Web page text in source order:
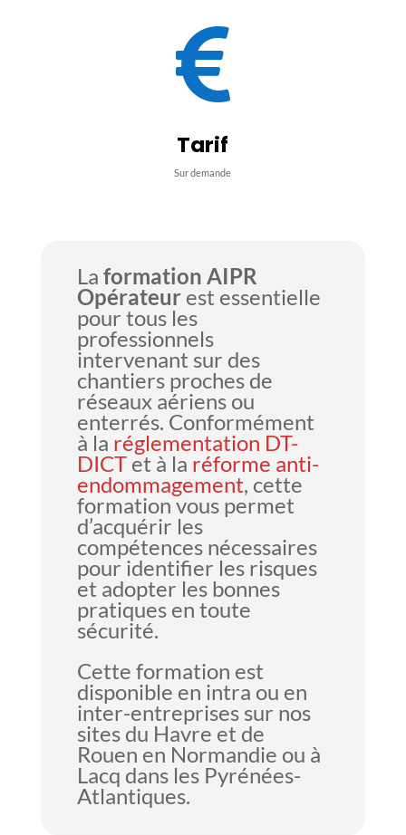

Tarif
Sur demande
La formation AIPR
Opérateurest essentielle
pour tous les
professionnels
intervenant sur des
chantiers proches de
réseaux aériens ou
enterrés. Conformément
à la réglementation DT-
DICTet à la réforme anti-
endommagement, cette
formation vous permet
d’acquérir les
compétences nécessaires
pour identifier les risques
et adopter les bonnes
pratiques en toute
sécurité.
Cette formation est
disponible en intra ou en
inter-entreprises sur nos
sites du Havre et de
Rouen en Normandie ou à
Lacq dans les Pyrénées-
Atlantiques.